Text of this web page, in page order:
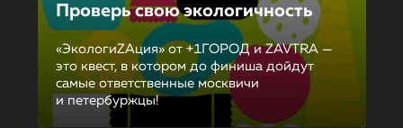
Проверь свою экологичность
«ЭкологиZAция» от +1ГОРОД и ZAVTRA —
это квест, в котором до финиша дойдут
самые ответственные москвичи
и петербуржцы!